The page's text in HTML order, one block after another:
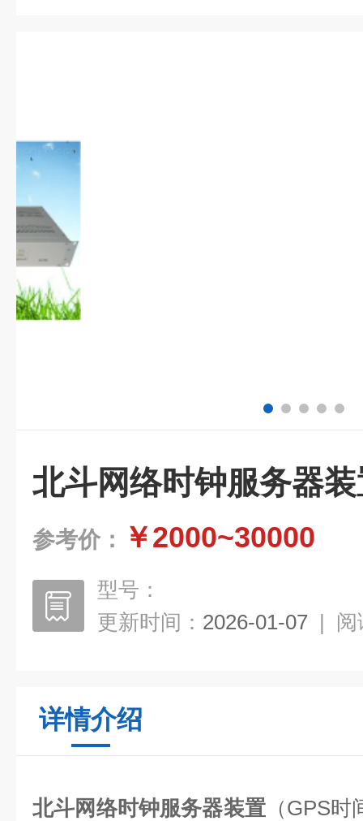
北斗网络时钟服务器
参考价： ￥2000~30000
型号：
更新时间： 2026-01-07 | 阅
详情介绍
北斗网络时钟服务器装置（GPS时